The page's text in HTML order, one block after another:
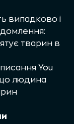
випадково і
тварин в
You
людина